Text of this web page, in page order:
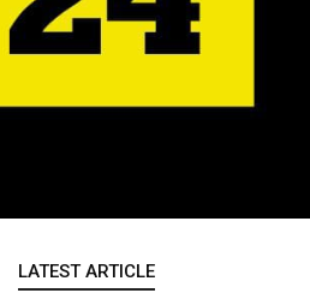
LATEST ARTICLE